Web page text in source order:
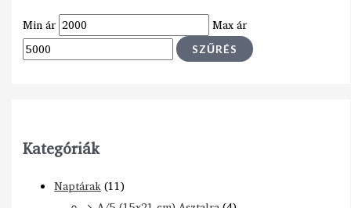
Min ár Max ár
SZŰRÉS
Kategóriák
Naptárak(11)